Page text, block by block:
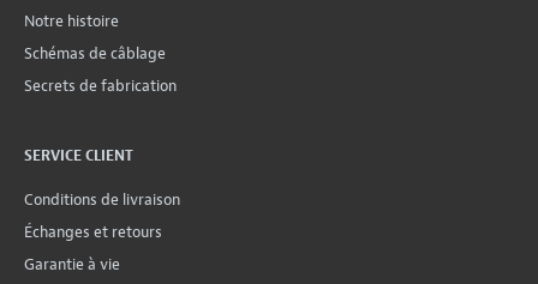
Notre histoire
Schémas de câblage
Secrets de fabrication
SERVICE CLIENT
Conditions de livraison
Échanges et retours
Garantie à vie